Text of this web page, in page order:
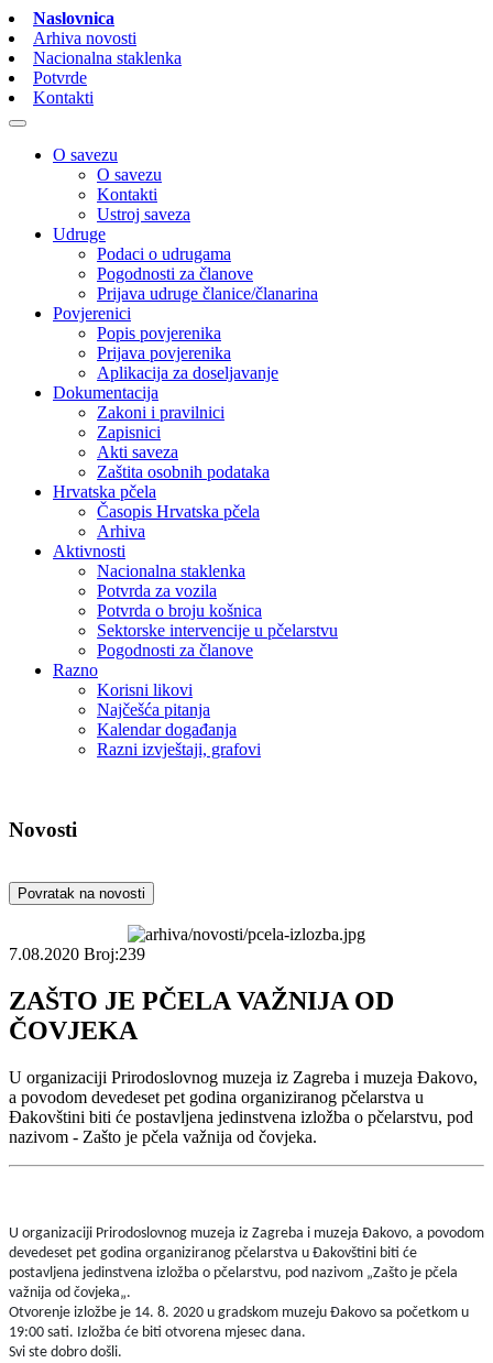
Naslovnica
Arhiva novosti
Nacionalna staklenka
Potvrde
Kontakti
O savezu
O savezu
Kontakti
Ustroj saveza
Udruge
Podaci o udrugama
Pogodnosti za članove
Prijava udruge članice/članarina
Povjerenici
Popis povjerenika
Prijava povjerenika
Aplikacija za doseljavanje
Dokumentacija
Zakoni i pravilnici
Zapisnici
Akti saveza
Zaštita osobnih podataka
Hrvatska pčela
Časopis Hrvatska pčela
Arhiva
Aktivnosti
Nacionalna staklenka
Potvrda za vozila
Potvrda o broju košnica
Sektorske intervencije u pčelarstvu
Pogodnosti za članove
Razno
Korisni likovi
Najčešća pitanja
Kalendar događanja
Razni izvještaji, grafovi
Novosti
Povratak na novosti
7.08.2020 Broj:239
ZAŠTO JE PČELA VAŽNIJA OD
ČOVJEKA
U organizaciji Prirodoslovnog muzeja iz Zagreba i muzeja Đakovo,
a povodom devedeset pet godina organiziranog pčelarstva u
Đakovštini biti će postavljena jedinstvena izložba o pčelarstvu, pod
nazivom - Zašto je pčela važnija od čovjeka.
U organizaciji Prirodoslovnog muzeja iz Zagreba i muzeja Đakovo, a povodom
devedeset pet godina organiziranog pčelarstva u Đakovštini biti će
postavljena jedinstvena izložba o pčelarstvu, pod nazivom „Zašto je pčela
važnija od čovjeka„.
Otvorenje izložbe je 14. 8. 2020 u gradskom muzeju Đakovo sa početkom u
19:00 sati. Izložba će biti otvorena mjesec dana.
Svi ste dobro došli.